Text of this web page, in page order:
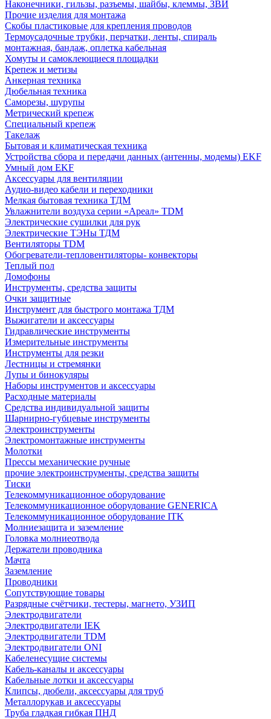
Наконечники, гильзы, разъемы, шайбы, клеммы, ЗВИ
Прочие изделия для монтажа
Скобы пластиковые для крепления проводов
Термоусадочные трубки, перчатки, ленты, спираль
монтажная, бандаж, оплетка кабельная
Хомуты и самоклеющиеся площадки
Крепеж и метизы
Анкерная техника
Дюбельная техника
Саморезы, шурупы
Метрический крепеж
Специальный крепеж
Такелаж
Бытовая и климатическая техника
Устройства сбора и передачи данных (антенны, модемы) EKF
Умный дом EKF
Аксессуары для вентиляции
Аудио-видео кабели и переходники
Мелкая бытовая техника ТДМ
Увлажнители воздуха серии «Ареал» TDM
Электрические сушилки для рук
Электрические ТЭНы ТДМ
Вентиляторы TDM
Обогреватели-тепловентиляторы- конвекторы
Теплый пол
Домофоны
Инструменты, средства защиты
Очки защитные
Инструмент для быстрого монтажа ТДМ
Выжигатели и аксессуары
Гидравлические инструменты
Измерительные инструменты
Инструменты для резки
Лестницы и стремянки
Лупы и бинокуляры
Наборы инструментов и аксессуары
Расходные материалы
Средства индивидуальной защиты
Шарнирно-губцевые инструменты
Электроинструменты
Электромонтажные инструменты
Молотки
Прессы механические ручные
прочие электроинструменты, средства защиты
Тиски
Телекоммуникационное оборудование
Телекоммуникационное оборудование GENERICA
Телекоммуникационное оборудование ITK
Молниезащита и заземление
Головка молниеотвода
Держатели проводника
Мачта
Заземление
Проводники
Сопутствующие товары
Разрядные счётчики, тестеры, магнето, УЗИП
Электродвигатели
Электродвигатели IEK
Электродвигатели TDM
Электродвигатели ONI
Кабеленесущие системы
Кабель-каналы и аксессуары
Кабельные лотки и аксессуары
Клипсы, дюбели, аксессуары для труб
Металлорукав и аксессуары
Труба гладкая гибкая ПНД